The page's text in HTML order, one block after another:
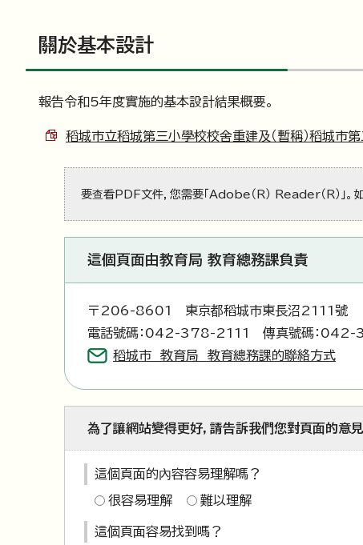
關於基本設計
報告令和5年度實施的基本設計結果概要。
稻城市立稻城第三小學校校舍重建及（暫稱）稻城
要查看PDF文件，您需要「Adobe（R） Reader（R）」。
這個頁面由教育局 教育總務課負責
〒206-8601 東京都稻城市東長沼2111號
電話號碼：042-378-2111 傳真號碼：
稻城市 教育局 教育總務課的聯絡方式
為了讓網站變得更好，請告訴我們您對頁面的意見
這個頁面的內容容易理解嗎？
很容易理解 難以理解
這個頁面容易找到嗎？